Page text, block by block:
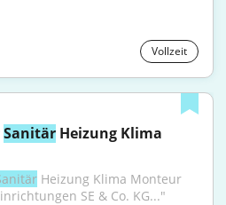
Vollzeit
Sanitär Heizung Klima
Heizung Klima Monteur
SE & Co. KG..."